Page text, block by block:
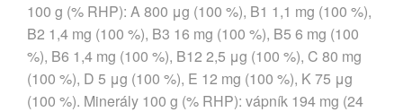
100 g (% RHP): A 800 μg (100 %), B1 1,1 mg (100 %),
B2 1,4 mg (100 %), B3 16 mg (100 %), B5 6 mg (100
%), B6 1,4 mg (100 %), B12 2,5 μg (100 %), C 80 mg
(100 %), D 5 μg (100 %), E 12 mg (100 %), K 75 μg
(100 %). Minerály 100 g (% RHP): vápník 194 mg (24